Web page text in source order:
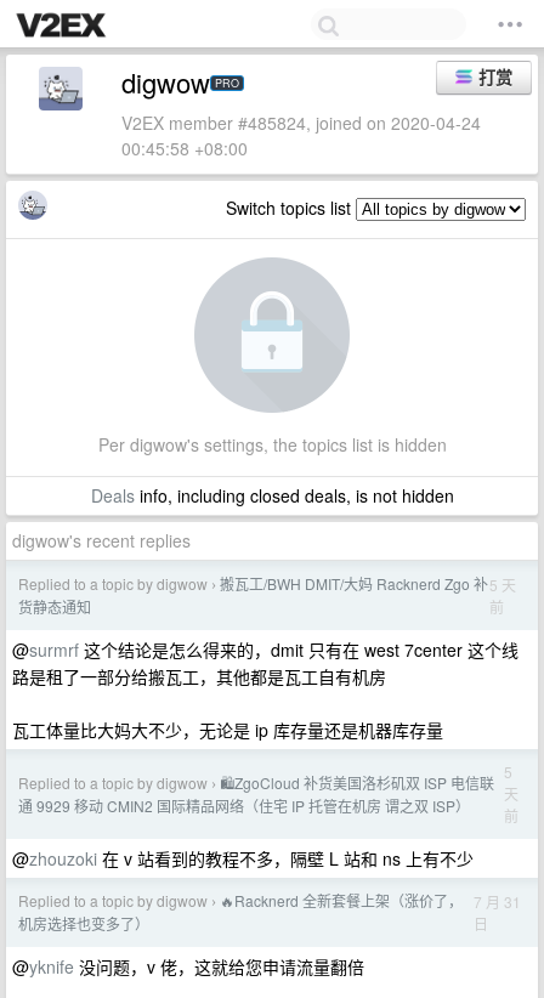
打赏
digwow PRO
V2EX member #485824, joined on 2020-04-24
00:45:58 +08:00
Switch topics list
Per digwow's settings, the topics list is hidden
Dealsinfo, including closed deals, is not hidden
digwow's recent replies
Replied to a topic by digwow › 搬瓦工/BWH DMIT/大妈 Racknerd Zgo 补
货静态通知
5 天
前
@surmrf 这个结论是怎么得来的，dmit 只有在 west 7center 这个线
路是租了一部分给搬瓦工，其他都是瓦工自有机房
瓦工体量比大妈大不少，无论是 ip 库存量还是机器库存量
Replied to a topic by digwow › 🛍️ZgoCloud 补货美国洛杉矶双 ISP 电信联
通 9929 移动 CMIN2 国际精品网络（住宅 IP 托管在机房 谓之双 ISP）
5
天
前
@zhouzoki 在 v 站看到的教程不多，隔壁 L 站和 ns 上有不少
Replied to a topic by digwow › 🔥Racknerd 全新套餐上架（涨价了，
机房选择也变多了）
7 月 31
日
@yknife 没问题，v 佬，这就给您申请流量翻倍